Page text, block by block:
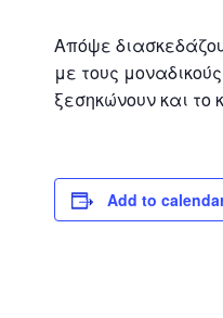
Απόψε
με τους
ξεσηκώνουν και το
Add to